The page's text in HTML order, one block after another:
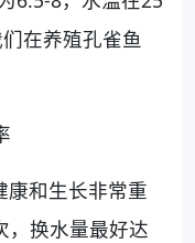
在养殖孔雀鱼
康和生长非常重
，换水量最好达